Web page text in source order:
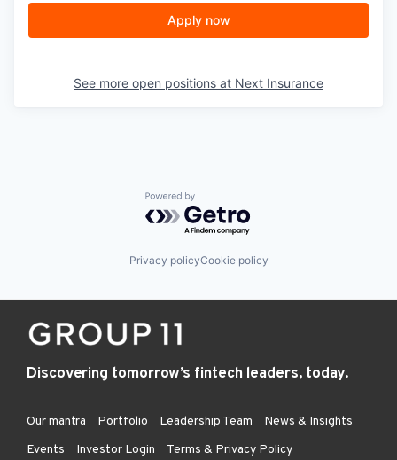
Apply now
See more open positions at Next Insurance
Powered by Getro.com
Privacy policyCookie policy
Discovering tomorrow’s fintech leaders, today.
Our mantra Portfolio Leadership Team
News & Insights
Events
Investor Login Terms & Privacy Policy